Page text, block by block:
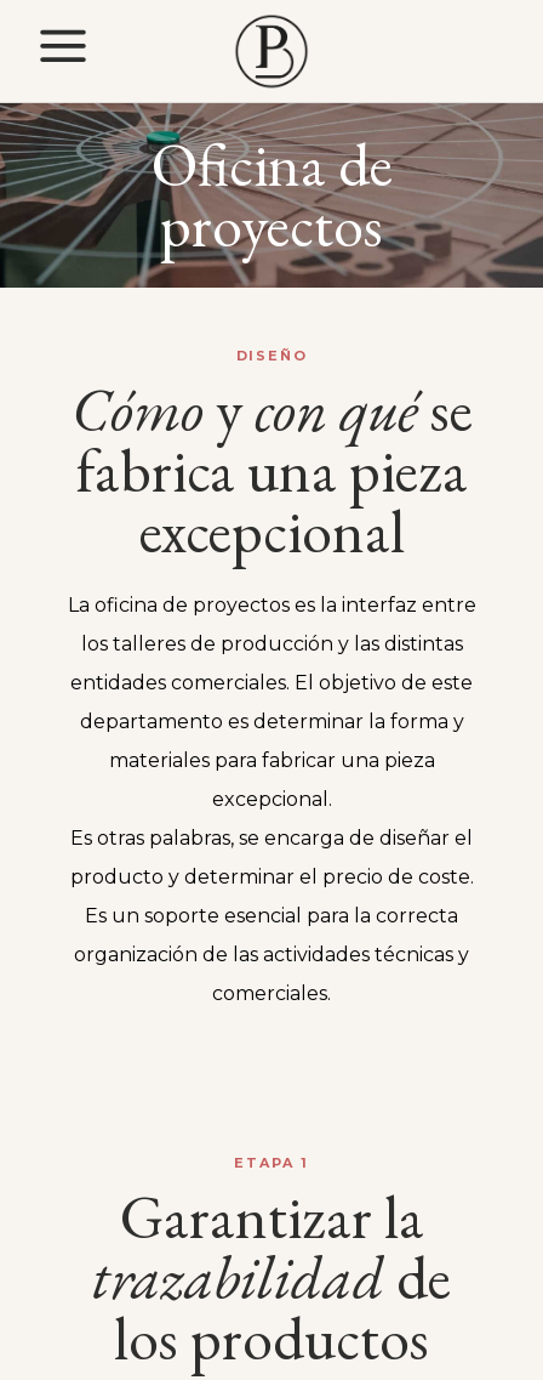
Oficina de
proyectos
DISEÑO
Cómoyconquése
fabrica una pieza
excepcional
La oficina de proyectos es la interfaz entre
los talleres de producción y las distintas
entidades comerciales. El objetivo de este
departamento es determinar la forma y
materiales para fabricar una pieza
excepcional.
Es otras palabras, se encarga de diseñar el
producto y determinar el precio de coste.
Es un soporte esencial para la correcta
organización de las actividades técnicas y
comerciales.
ETAPA 1
Garantizar la
trazabilidadde
los productos